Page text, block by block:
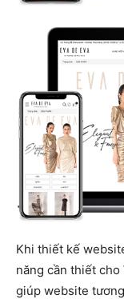
Khi thiết kế
năng cần thiết
giúp website